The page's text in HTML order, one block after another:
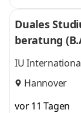
Duales
beratung
IU
Hannover
vor 11 Tagen